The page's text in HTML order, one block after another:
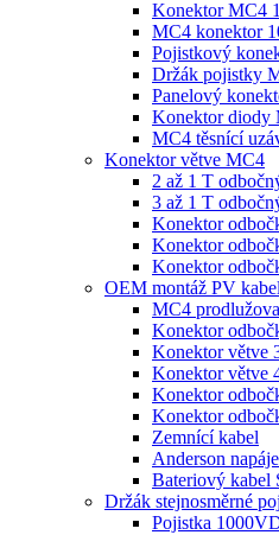
Konektor MC4
MC4 konektor
Pojistkový
Držák pojistky
Panelový
Konektor diody
MC4 těsnící
Konektor větve MC4
2 až 1 T
3 až 1 T
Konektor
Konektor
Konektor
OEM montáž PV
MC4
Konektor
Konektor větve
Konektor větve
Konektor
Konektor
Zemnící kabel
Anderson
Bateriový kabel
Držák stejnosměrné
Pojistka